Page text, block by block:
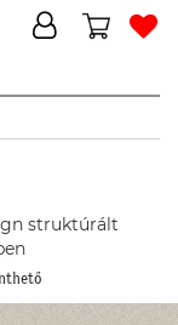
struktúrált